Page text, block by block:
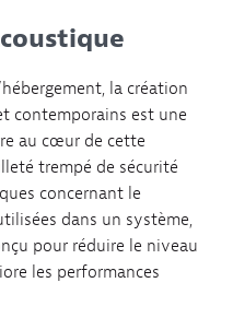
la création
contemporains est une
au cœur de cette
trempé de sécurité
concernant le
dans un système,
pour réduire le niveau
les performances